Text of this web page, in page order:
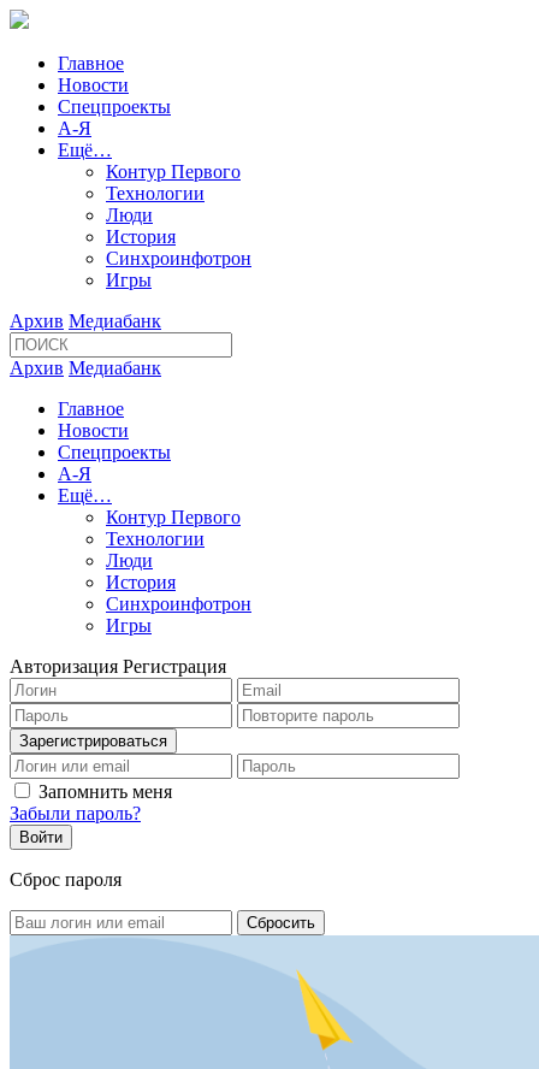
Главное
Новости
Спецпроекты
А-Я
Ещё…
Контур Первого
Технологии
Люди
История
Синхроинфотрон
Игры
Архив Медиабанк
Архив Медиабанк
Главное
Новости
Спецпроекты
А-Я
Ещё…
Контур Первого
Технологии
Люди
История
Синхроинфотрон
Игры
Авторизация Регистрация
Запомнить меня
Забыли пароль?
Сброс пароля